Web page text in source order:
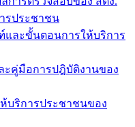
รประชาชน
และขั้นตอนการให้บริการ
ะคู่มือการปฎิบัติงานของ
บริการประชาชนของ